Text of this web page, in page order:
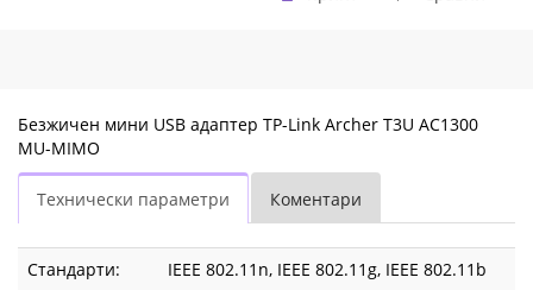
Безжичен мини USB адаптер TP-Link Archer T3U AC1300
MU-MIMO
Технически параметри Коментари
Стандарти:
IEEE 802.11n, IEEE 802.11g, IEEE 802.11b